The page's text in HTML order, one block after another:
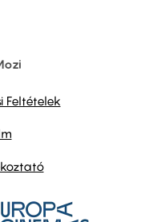
Feltételek